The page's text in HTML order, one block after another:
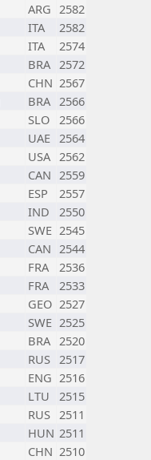
ARG 2582
ITA
2582
ITA
2574
BRA 2572
CHN 2567
BRA 2566
SLO 2566
UAE 2564
USA 2562
CAN 2559
ESP
2557
IND
2550
SWE 2545
CAN 2544
FRA
2536
FRA
2533
GEO 2527
SWE 2525
BRA 2520
RUS 2517
ENG 2516
LTU
2515
RUS 2511
HUN 2511
CHN 2510